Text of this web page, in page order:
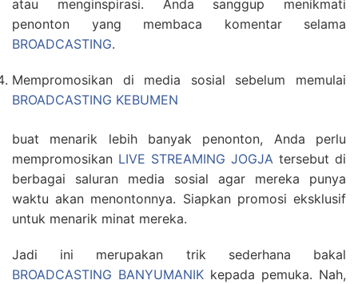
atau menginspirasi. Anda sanggup menikmati
penonton yang membaca komentar selama
BROADCASTING.
Mempromosikan di media sosial sebelum memulai
BROADCASTING KEBUMEN
buat menarik lebih banyak penonton, Anda perlu
mempromosikan LIVE STREAMING JOGJA tersebut di
berbagai saluran media sosial agar mereka punya
waktu akan menontonnya. Siapkan promosi eksklusif
untuk menarik minat mereka.
Jadi ini merupakan trik sederhana bakal
BROADCASTING BANYUMANIK kepada pemuka. Nah,